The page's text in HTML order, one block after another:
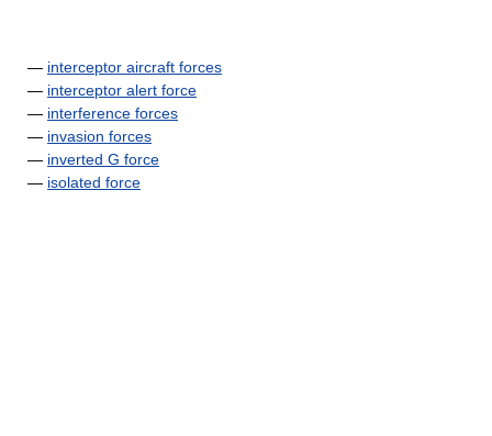
— interceptor aircraft forces
— interceptor alert force
— interference forces
— invasion forces
— inverted G force
— isolated force